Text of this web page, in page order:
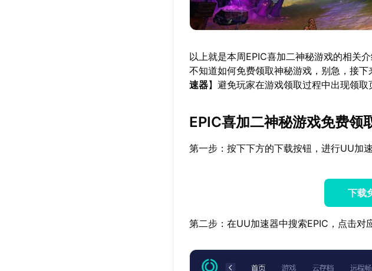
以上就是本周EPIC喜加二神秘游戏的相关
不知道如何免费领取神秘游戏，别急，接
速器】避免玩家在游戏领取过程中出现领取
EPIC喜加二神秘游戏免费领
第一步：按下下方的下载按钮，进行UU加
下载
第二步：在UU加速器中搜索EPIC，点击对